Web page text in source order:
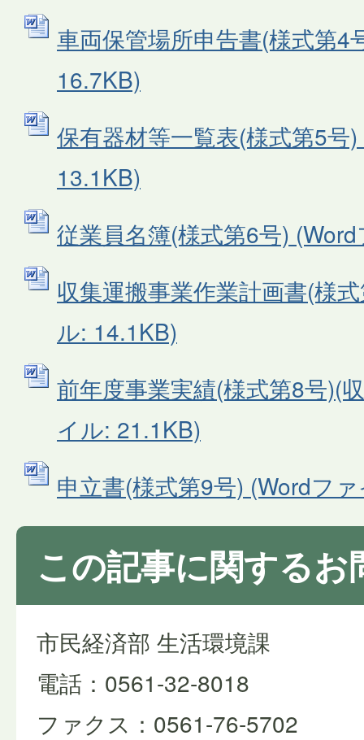
車両保管場所申告書(様式第4
16.7KB)
保有器材等一覧表(様式第5号
13.1KB)
従業員名簿(様式第6号)
収集運搬事業作業計画書(様
ル: 14.1KB)
前年度事業実績(様式第8号)(
イル: 21.1KB)
申立書(様式第9号) (Wordフ
この記事に関するお
市民経済部 生活環境課
電話：0561-32-8018
ファクス：0561-76-5702